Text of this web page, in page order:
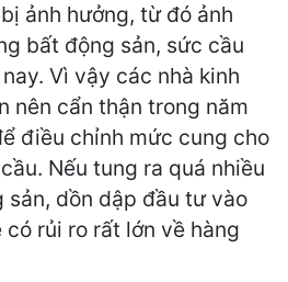
ảnh hưởng, từ đó ảnh
bất động sản, sức cầu
Vì vậy các nhà kinh
nên cẩn thận trong năm
điều chỉnh mức cung cho
Nếu tung ra quá nhiều
sản, dồn dập đầu tư vào
rủi ro rất lớn về hàng